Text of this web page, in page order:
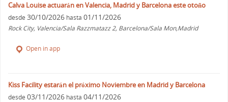
Calva Louise actuarán en Valencia, Madrid y Barcelona este otoño
desde 30/10/2026 hasta 01/11/2026
Rock City, Valencia/Sala Razzmatazz 2, Barcelona/Sala Mon,Madrid
Open in app
Kiss Facility estarán el próximo Noviembre en Madrid y Barcelona
desde 03/11/2026 hasta 04/11/2026